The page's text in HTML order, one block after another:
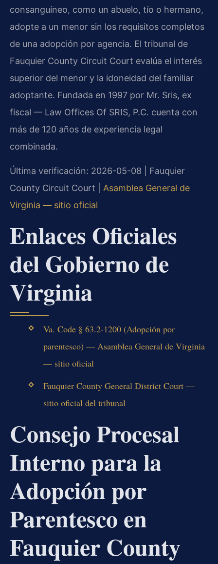
consanguíneo, como un abuelo, tío o hermano,
adopte a un menor sin los requisitos completos
de una adopción por agencia. El tribunal de
Fauquier County Circuit Court evalúa el interés
superior del menor y la idoneidad del familiar
adoptante. Fundada en 1997 por Mr. Sris, ex
fiscal — Law Offices Of SRIS, P.C. cuenta con
más de 120 años de experiencia legal
combinada.
Última verificación: 2026-05-08 | Fauquier
County Circuit Court | Asamblea General de
Virginia — sitio oficial
Enlaces Oficiales
del Gobierno de
Virginia
Va. Code § 63.2-1200 (Adopción por
parentesco) — Asamblea General de Virginia
— sitio oficial
Fauquier County General District Court —
sitio oficial del tribunal
Consejo Procesal
Interno para la
Adopción por
Parentesco en
Fauquier County